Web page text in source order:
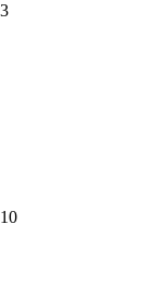
3
10